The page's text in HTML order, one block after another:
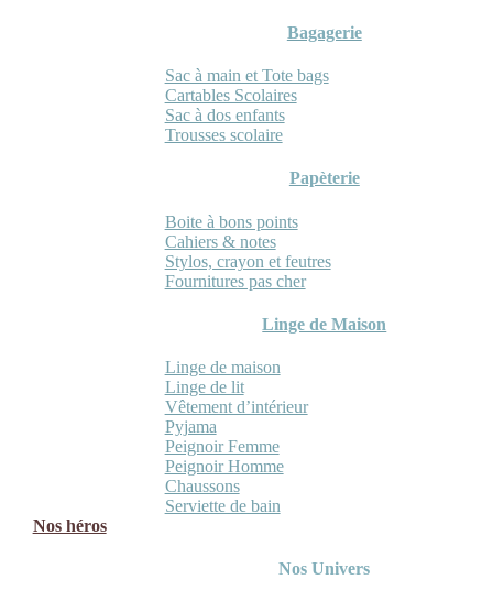
Bagagerie
Sac à main et Tote bags
Cartables Scolaires
Sac à dos enfants
Trousses scolaire
Papèterie
Boite à bons points
Cahiers & notes
Stylos, crayon et feutres
Fournitures pas cher
Linge de Maison
Linge de maison
Linge de lit
Vêtement d’intérieur
Pyjama
Peignoir Femme
Peignoir Homme
Chaussons
Serviette de bain
Nos héros
Nos Univers